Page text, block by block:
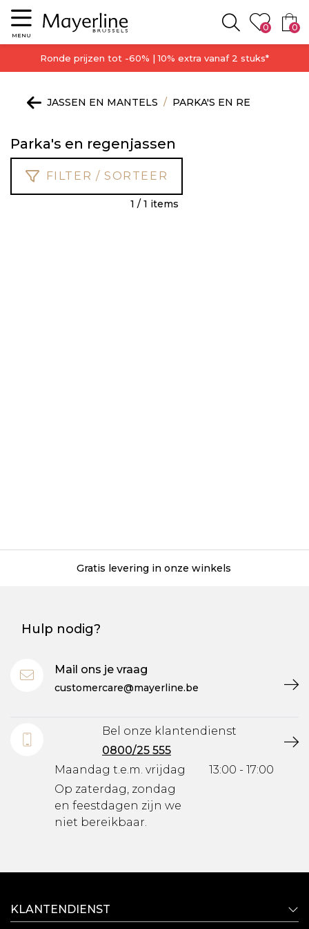
Menu
MENU Zoeken
0 0
Ronde prijzen tot -60% | 10% extra vanaf 2 stuks*
JASSEN EN MANTELS PARKA'S EN
Parka's en regenjassen
FILTER / SORTEER
1 / 1 items
Gratis levering in onze winkels
Hulp nodig?
Mail ons je vraag
customercare@mayerline.be
Bel onze klantendienst
0800/25 555
Maandag t.e.m. vrijdag
Op zaterdag, zondag
en feestdagen zijn we
niet bereikbaar.
13:00 - 17:00
KLANTENDIENST